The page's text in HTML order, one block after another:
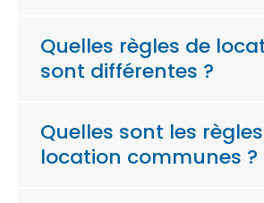
Quelles règles de
sont différentes ?
Quelles sont les
location communes ?